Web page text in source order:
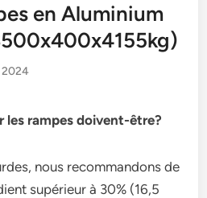
en Aluminium
2024
les rampes doivent-être?
nous recommandons de
supérieur à 30% (16,5